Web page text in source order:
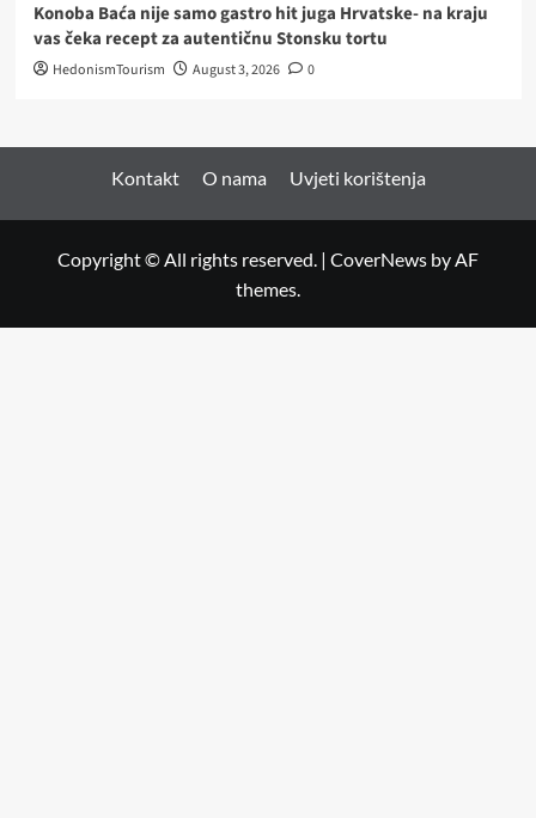
Konoba Baća nije samo gastro hit juga Hrvatske- na kraju
vas čeka recept za autentičnu Stonsku tortu
HedonismTourism August 3, 2026 0
Kontakt O nama Uvjeti korištenja
Copyright © All rights reserved. | CoverNews by AF
themes.